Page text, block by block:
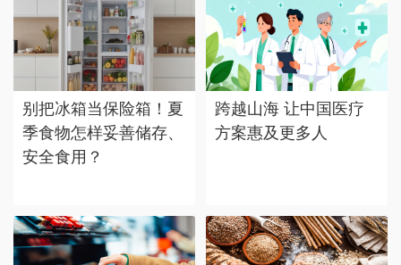
别把冰箱当保险箱！夏
季食物怎样妥善储存、
安全食用？
跨越山海 让中国医疗
方案惠及更多人